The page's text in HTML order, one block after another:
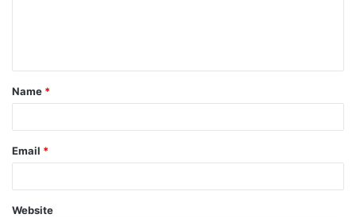
t
*
Name *
Email *
Website